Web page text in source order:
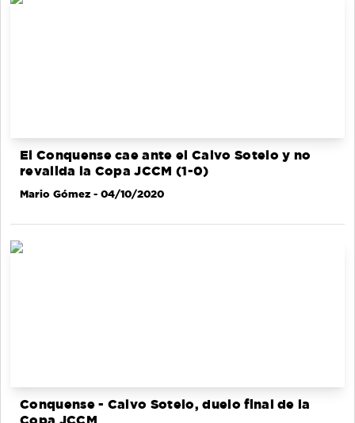
El Conquense cae ante el Calvo Sotelo y no
revalida la Copa JCCM (1-0)
Mario Gómez - 04/10/2020
Conquense - Calvo Sotelo, duelo final de la
Copa JCCM